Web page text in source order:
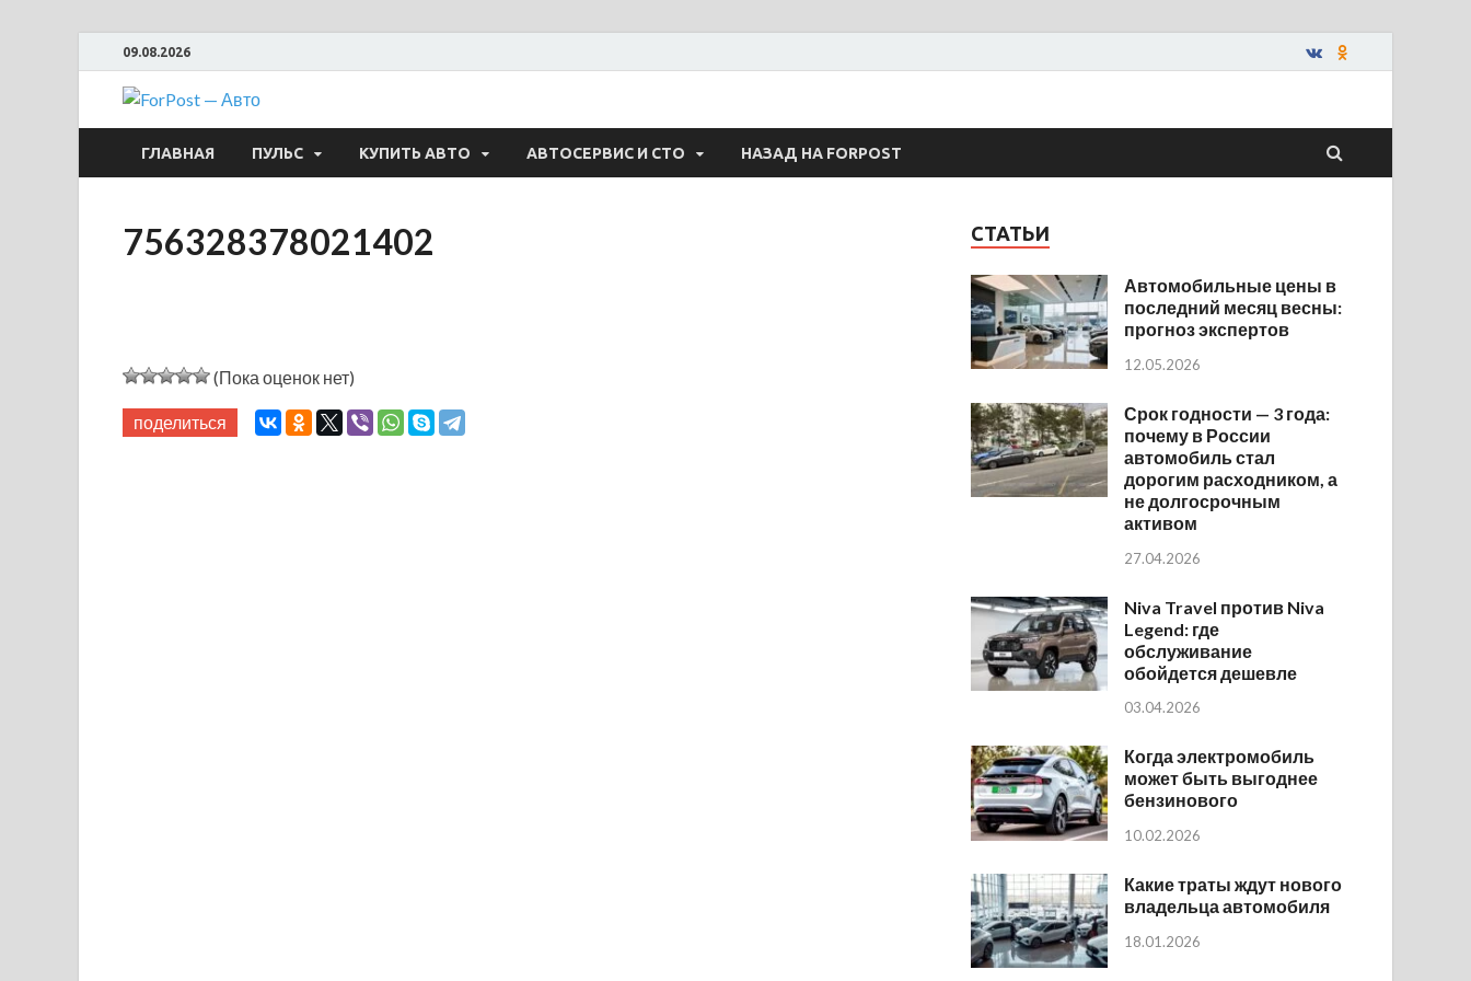
09.08.2026
ForPost — Авто
ГЛАВНАЯ ПУЛЬС КУПИТЬ АВТО АВТОСЕРВИС И СТО НАЗАД НА FORPOST
756328378021402
(Пока оценок нет)
поделиться
СТАТЬИ
Автомобильные цены в
последний месяц весны:
прогноз экспертов
12.05.2026
Срок годности — 3 года:
почему в России
автомобиль стал
дорогим расходником, а
не долгосрочным
активом
27.04.2026
Niva Travel против Niva
Legend: где
обслуживание
обойдется дешевле
03.04.2026
Когда электромобиль
может быть выгоднее
бензинового
10.02.2026
Какие траты ждут нового
владельца автомобиля
18.01.2026